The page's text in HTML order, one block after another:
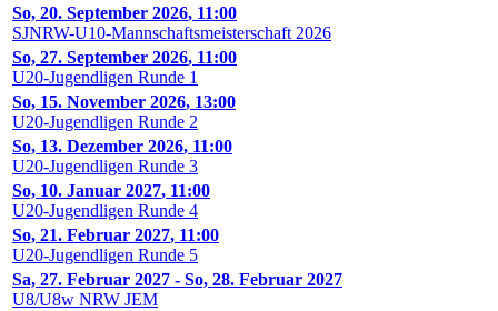
So, 20. September 2026, 11:00
SJNRW-U10-Mannschaftsmeisterschaft 2026
So, 27. September 2026, 11:00
U20-Jugendligen Runde 1
So, 15. November 2026, 13:00
U20-Jugendligen Runde 2
So, 13. Dezember 2026, 11:00
U20-Jugendligen Runde 3
So, 10. Januar 2027, 11:00
U20-Jugendligen Runde 4
So, 21. Februar 2027, 11:00
U20-Jugendligen Runde 5
Sa, 27. Februar 2027 - So, 28. Februar 2027
U8/U8w NRW JEM